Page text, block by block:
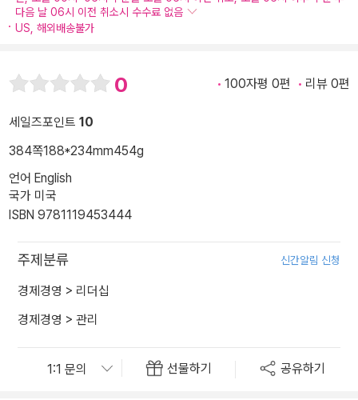
다음 날 06시 이전 취소시 수수료 없음
US, 해외배송불가
0 100자평 0편 리뷰 0편
세일즈포인트 10
384쪽188*234mm454g
언어 English
국가 미국
ISBN 9781119453444
주제분류 신간알림 신청
경제경영 > 리더십
경제경영 > 관리
선물하기 공유하기